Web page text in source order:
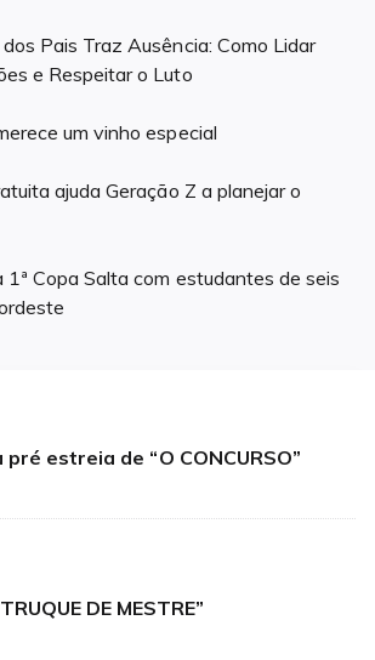
Pais Traz Ausência: Como Lidar
e Respeitar o Luto
um vinho especial
ajuda Geração Z a planejar o
1ª Copa Salta com estudantes de seis
estreia de “O CONCURSO”
DE MESTRE”